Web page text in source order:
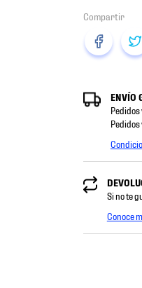
ENVÍO
Si no te
Conoce